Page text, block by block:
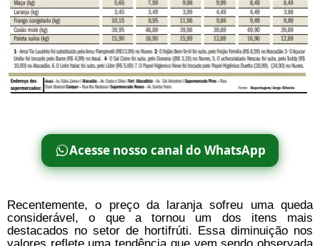
Acesse nosso canal do WhatsApp
Recentemente, o preço da laranja sofreu uma queda
considerável, o que a tornou um dos itens mais
destacados no setor de hortifrúti. Essa diminuição nos